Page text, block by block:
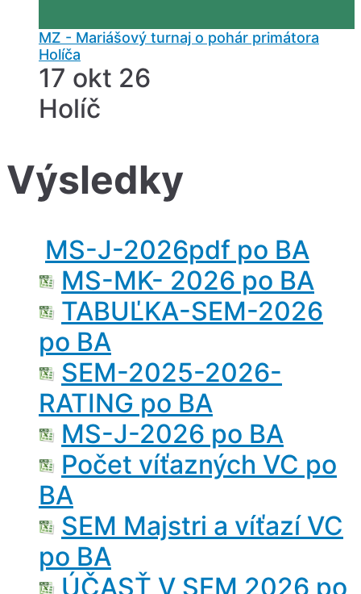
MZ - Mariášový turnaj o pohár primátora
Holíča
17 okt 26
Holíč
Výsledky
MS-J-2026pdf po BA
MS-MK- 2026 po BA
TABUĽKA-SEM-2026
po BA
SEM-2025-2026-
RATING po BA
MS-J-2026 po BA
Počet víťazných VC po
BA
SEM Majstri a víťazí VC
po BA
ÚČASŤ V SEM 2026 po